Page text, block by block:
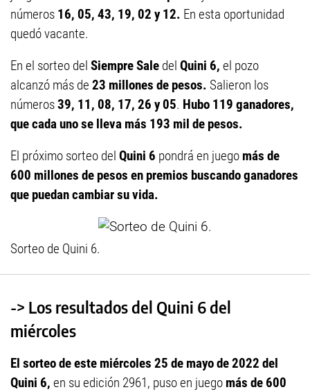
números 16, 05, 43, 19, 02 y 12. En esta oportunidad
quedó vacante.
En el sorteo del Siempre Sale del Quini 6, el pozo
alcanzó más de 23 millones de pesos. Salieron los
números39, 11, 08, 17, 26 y 05. Hubo 119 ganadores,
que cada uno se lleva más 193 mil de pesos.
El próximo sorteo del Quini 6 pondrá en juego más de
600 millones de pesos en premios buscando ganadores
que puedan cambiar su vida.
Sorteo de Quini 6.
-> Los resultados del Quini 6 del
miércoles
El sorteo de este miércoles 25 de mayo de 2022 del
Quini 6, en su edición 2961, puso en juego más de 600